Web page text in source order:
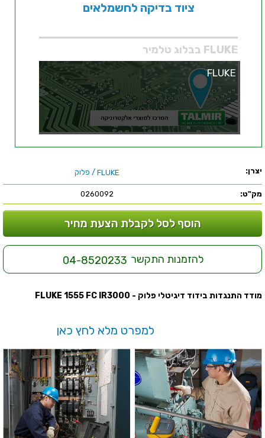
ציוד בדיקה לחשמלאים
FLUKE בבלוג טלמיר
FLUKE
יצרן: FLUKE / פלוק
מק"ט: 0260092
הוסף לסל לקבלת הצעת מחיר
להזמנות התקשר 04-8520233
מודד התנגדות בידוד דיגיטלי פלוק - FLUKE 1555 FC IR3000
למפרט מלא לחץ כאן